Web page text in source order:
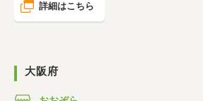
詳細はこちら
大阪府